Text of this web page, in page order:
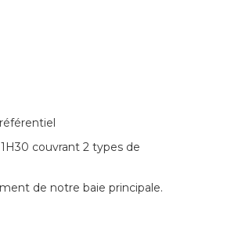
couvrant 2 types de
de notre baie principale.